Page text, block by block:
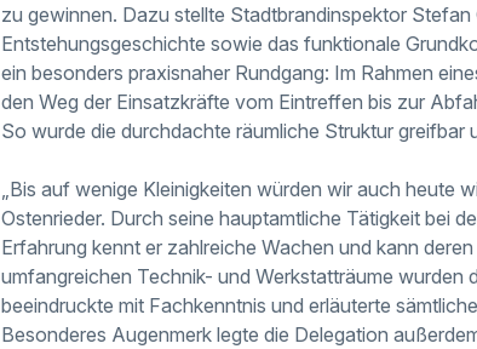
zu gewinnen. Dazu stellte Stadtbrandinspektor
Entstehungsgeschichte sowie das funktionale
ein besonders praxisnaher Rundgang: Im Rahmen
den Weg der Einsatzkräfte vom Eintreffen bis zur
So wurde die durchdachte räumliche Struktur greifbar
„Bis auf wenige Kleinigkeiten würden wir auch heute
Ostenrieder. Durch seine hauptamtliche Tätigkeit bei
Erfahrung kennt er zahlreiche Wachen und kann
umfangreichen Technik- und Werkstatträume wurden
beeindruckte mit Fachkenntnis und erläuterte
Besonderes Augenmerk legte die Delegation